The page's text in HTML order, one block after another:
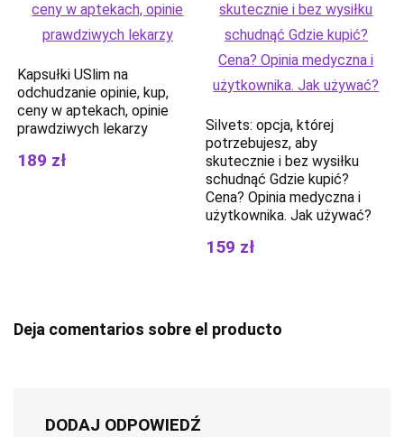
Kapsułki USlim na
odchudzanie opinie, kup,
ceny w aptekach, opinie
prawdziwych lekarzy
189 zł
Silvets: opcja, której
potrzebujesz, aby
skutecznie i bez wysiłku
schudnąć Gdzie kupić?
Cena? Opinia medyczna i
użytkownika. Jak używać?
159 zł
Deja comentarios sobre el producto
DODAJ ODPOWIEDŹ